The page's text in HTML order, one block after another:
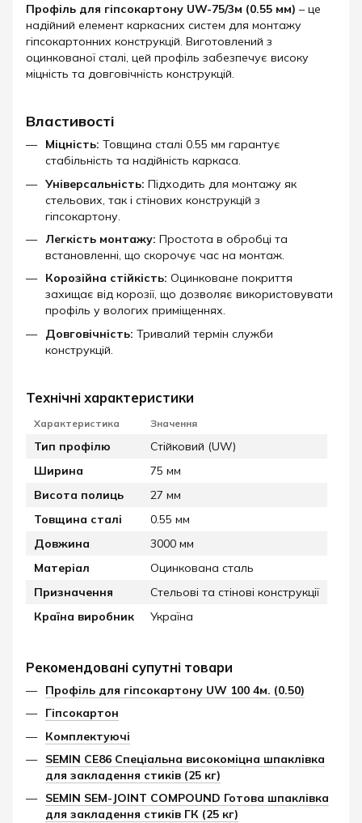
Профіль для гіпсокартону UW-75/3м (0.55 мм) – це
надійний елемент каркасних систем для монтажу
гіпсокартонних конструкцій. Виготовлений з
оцинкованої сталі, цей профіль забезпечує високу
міцність та довговічність конструкцій.​
Властивості
Міцність: Товщина сталі 0.55 мм гарантує
стабільність та надійність каркаса.
Універсальність: Підходить для монтажу як
стельових, так і стінових конструкцій з
гіпсокартону.
Легкість монтажу: Простота в обробці та
встановленні, що скорочує час на монтаж.
Корозійна стійкість: Оцинковане покриття
захищає від корозії, що дозволяє використовувати
профіль у вологих приміщеннях.
Довговічність: Тривалий термін служби
конструкцій.​
Технічні характеристики
Характеристика Значення
Тип профілю
Стійковий (UW)
Ширина
75 мм
Висота полиць
27 мм
Товщина сталі
0.55 мм
Довжина
3000 мм
Матеріал
Оцинкована сталь
Призначення
Стельові та стінові конструкції
Країна виробник
Україна
Рекомендовані супутні товари
Профіль для гіпсокартону UW 100 4м. (0.50)
Гіпсокартон
Комплектуючі
SEMIN CE86 Спеціальна високоміцна шпаклівка
для закладення стиків (25 кг)
SEMIN SEM-JOINT COMPOUND Готова шпаклівка
для закладення стиків ГК (25 кг)